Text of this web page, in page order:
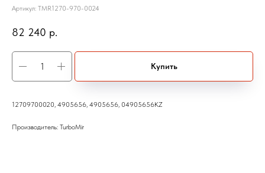
Артикул: TMR1270-970-0024
82 240 р.
Купить
12709700020, 4905656, 4905656, 04905656KZ
Производитель: TurboMir